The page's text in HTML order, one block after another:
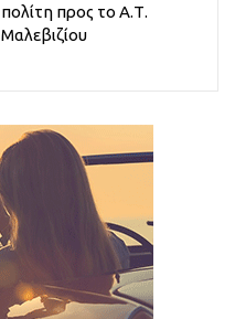
πολίτη προς το Α.Τ.
Μαλεβιζίου